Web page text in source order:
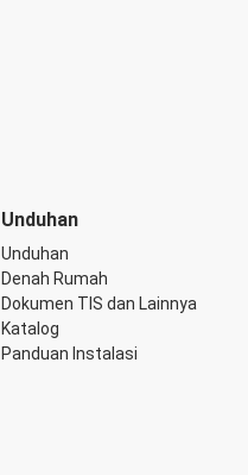
Unduhan
Unduhan
Denah Rumah
Dokumen TIS dan Lainnya
Katalog
Panduan Instalasi